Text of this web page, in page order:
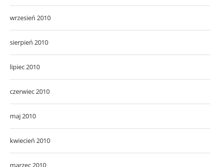
wrzesień 2010
sierpień 2010
lipiec 2010
czerwiec 2010
maj 2010
kwiecień 2010
marzec 2010